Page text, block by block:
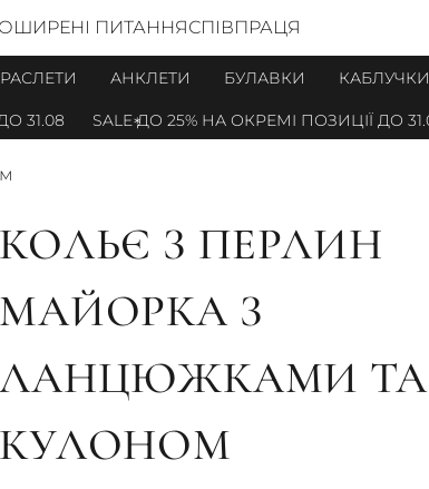
ПИТАННЯСПІВПРАЦЯ
АНКЛЕТИ БУЛАВКИ КАБЛУЧКИ
SALE ДО 25% НА ОКРЕМІ ПОЗИЦІЇ ДО 31.08
КОЛЬЄ З ПЕРЛИН
МАЙОРКА З
ЛАНЦЮЖКАМИ ТА
КУЛОНОМ